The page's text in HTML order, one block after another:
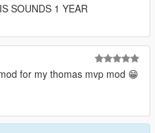
SOUNDS 1 YEAR
for my thomas mvp mod 😁